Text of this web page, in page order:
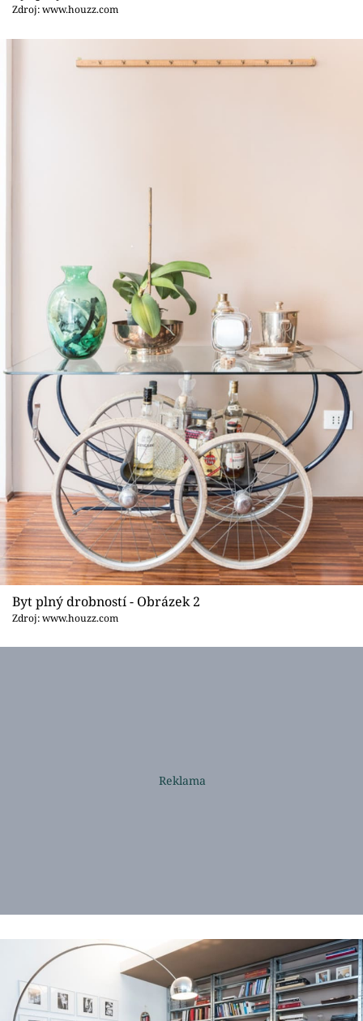
Přihlášení
Zdroj: www.houzz.com
Byt plný drobností - Obrázek 2
Zdroj: www.houzz.com